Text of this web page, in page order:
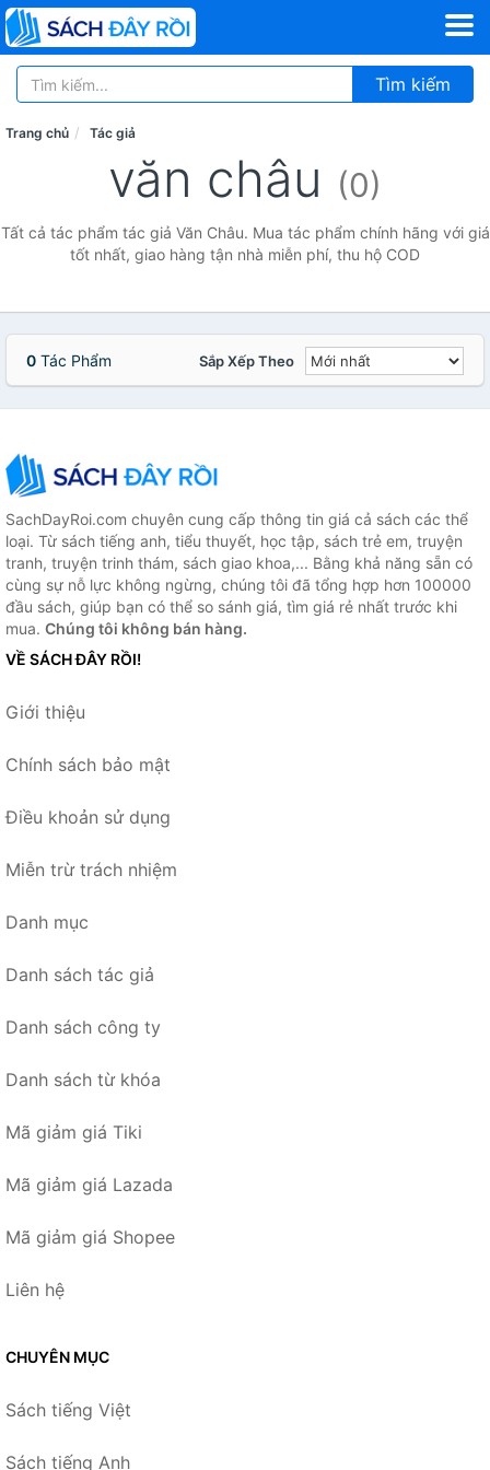
Tìm kiếm
Trang chủ Tác giả
văn châu (0)
Tất cả tác phẩm tác giả Văn Châu. Mua tác phẩm chính hãng với giá
tốt nhất, giao hàng tận nhà miễn phí, thu hộ COD
0 Tác Phẩm Sắp Xếp Theo
SachDayRoi.com chuyên cung cấp thông tin giá cả sách các thể
loại. Từ sách tiếng anh, tiểu thuyết, học tập, sách trẻ em, truyện
tranh, truyện trinh thám, sách giao khoa,... Bằng khả năng sẵn có
cùng sự nỗ lực không ngừng, chúng tôi đã tổng hợp hơn 100000
đầu sách, giúp bạn có thể so sánh giá, tìm giá rẻ nhất trước khi
mua. Chúng tôi không bán hàng.
VỀ SÁCH ĐÂY RỒI!
Giới thiệu
Chính sách bảo mật
Điều khoản sử dụng
Miễn trừ trách nhiệm
Danh mục
Danh sách tác giả
Danh sách công ty
Danh sách từ khóa
Mã giảm giá Tiki
Mã giảm giá Lazada
Mã giảm giá Shopee
Liên hệ
CHUYÊN MỤC
Sách tiếng Việt
Sách tiếng Anh